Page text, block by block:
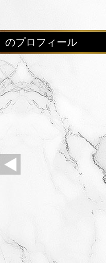
のプロフィール